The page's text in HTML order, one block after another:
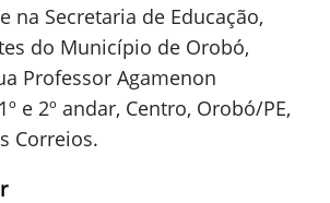
na Secretaria de Educação,
do Município de Orobó,
Professor Agamenon
e 2º andar, Centro, Orobó/PE,
Correios.